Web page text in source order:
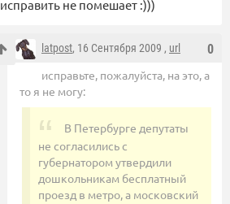
исправить не помешает :)))
0
latpost, 16 Сентября 2009 , url
исправьте, пожалуйста, на это, а
то я не могу:
В Петербурге депутаты
не согласились с
губернатором утвердили
дошкольникам бесплатный
проезд в метро, а московский